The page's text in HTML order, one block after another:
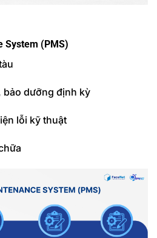
System (PMS)
bảo dưỡng định kỳ
lỗi kỹ thuật